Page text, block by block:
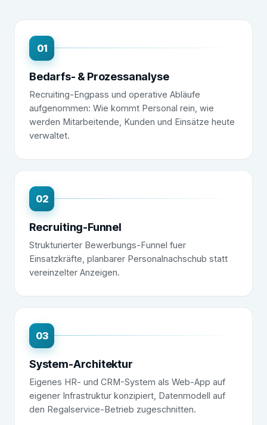
01
Bedarfs- & Prozessanalyse
Recruiting-Engpass und operative Abläufe
aufgenommen: Wie kommt Personal rein, wie
werden Mitarbeitende, Kunden und Einsätze heute
verwaltet.
02
Recruiting-Funnel
Strukturierter Bewerbungs-Funnel fuer
Einsatzkräfte, planbarer Personalnachschub statt
vereinzelter Anzeigen.
03
System-Architektur
Eigenes HR- und CRM-System als Web-App auf
eigener Infrastruktur konzipiert, Datenmodell auf
den Regalservice-Betrieb zugeschnitten.